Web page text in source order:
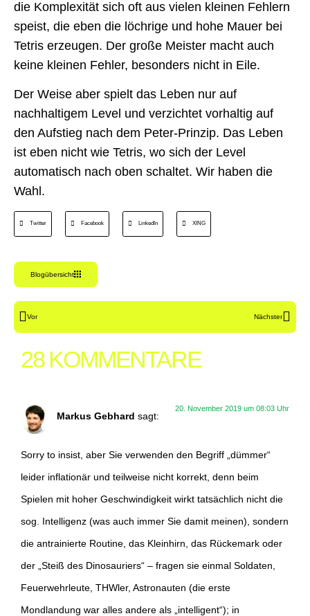
die Komplexität sich oft aus vielen kleinen Fehlern
speist, die eben die löchrige und hohe Mauer bei
Tetris erzeugen. Der große Meister macht auch
keine kleinen Fehler, besonders nicht in Eile.
Der Weise aber spielt das Leben nur auf
nachhaltigem Level und verzichtet vorhaltig auf
den Aufstieg nach dem Peter-Prinzip. Das Leben
ist eben nicht wie Tetris, wo sich der Level
automatisch nach oben schaltet. Wir haben die
Wahl.
Twitter Facebook LinkedIn XING
Blogübersicht
Vor Nächster
28 KOMMENTARE
Markus Gebhard sagt:
20. November 2019 um 08:03 Uhr
Sorry to insist, aber Sie verwenden den Begriff „dümmer“
leider inflationär und teilweise nicht korrekt, denn beim
Spielen mit hoher Geschwindigkeit wirkt tatsächlich nicht die
sog. Intelligenz (was auch immer Sie damit meinen), sondern
die antrainierte Routine, das Kleinhirn, das Rückemark oder
der „Steiß des Dinosauriers“ – fragen sie einmal Soldaten,
Feuerwehrleute, THWler, Astronauten (die erste
Mondlandung war alles andere als „intelligent“); in